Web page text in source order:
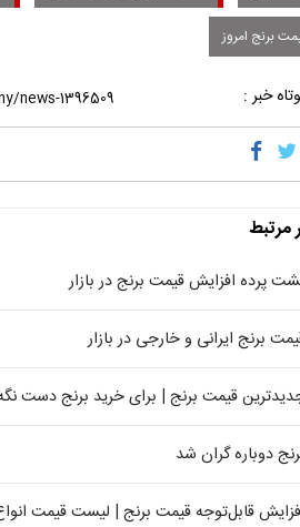
برنج امروز
خبر :
مرتبط
پرده افزایش قیمت برنج در بازار
برنج ایرانی و خارجی در بازار
قیمت برنج | برای خرید برنج دست
دوباره گران شد
قابل‌توجه قیمت برنج | لیست قیمت